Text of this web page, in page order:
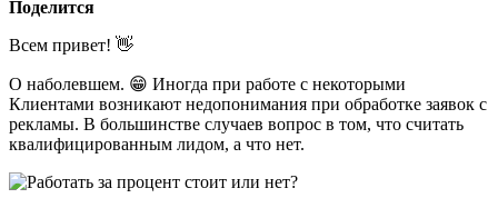
Поделится
Всем привет! 👋
О наболевшем. 😁 Иногда при работе с некоторыми
Клиентами возникают недопонимания при обработке заявок с
рекламы. В большинстве случаев вопрос в том, что считать
квалифицированным лидом, а что нет.